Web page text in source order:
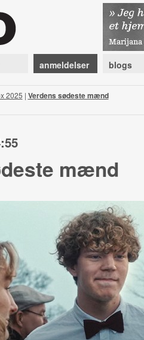
anmeldelser blogs
2025 | Verdens sødeste mænd
mænd